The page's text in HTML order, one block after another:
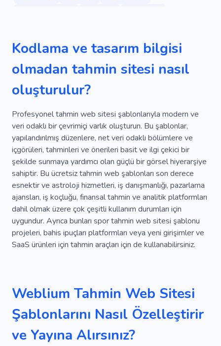
Pil
Iş Teçhizat Planlama
E-posta
Hızlı Çalışma
Bilgilendirici
Raporlama
Pazar Analizi
Politika
Sponsor
Web Geliştirme
Danışmanlık
Danışma
Reklam Afiş
Kartvizitlik
Kiralama
Danışmanlık Şirketi
Aile
Darbe
Müzakereler Ofisi
Reformlar
Başlangıç
Artırmak Büyüme
Bilgi
Pazar
Danışman
Hedeflere Ulaşma
Iş Çeyreği
Iş Odası Işadamı
Kadro
İngilizce Kuralları
Girişimcilik
Giderler
Tasarruf
Yatırımcı Arayışı
Işletmeler Için Siteler
Yatırım
Personel Eğitimi
Ortak
Ticaret
Kodlama ve tasarım bilgisi
olmadan tahmin sitesi nasıl
oluşturulur?
Profesyonel tahmin web sitesi şablonlarıyla modern ve
veri odaklı bir çevrimiçi varlık oluşturun. Bu şablonlar,
yapılandırılmış düzenlere, net veri odaklı bölümlere ve
içgörüleri, tahminleri ve önerileri basit ve ilgi çekici bir
şekilde sunmaya yardımcı olan güçlü bir görsel hiyerarşiye
sahiptir. Bu ücretsiz tahmin web şablonları son derece
esnektir ve astroloji hizmetleri, iş danışmanlığı, pazarlama
ajansları, iş koçluğu, finansal tahmin ve analitik platformları
dahil olmak üzere çok çeşitli kullanım durumları için
uygundur. Ayrıca bunları spor tahmin web sitesi şablonu
projeleri, bahis ipuçları platformları veya yeni girişimler ve
SaaS ürünleri için tahmin araçları için de kullanabilirsiniz.
Weblium Tahmin Web Sitesi
Şablonlarını Nasıl Özelleştirir
ve Yayına Alırsınız?